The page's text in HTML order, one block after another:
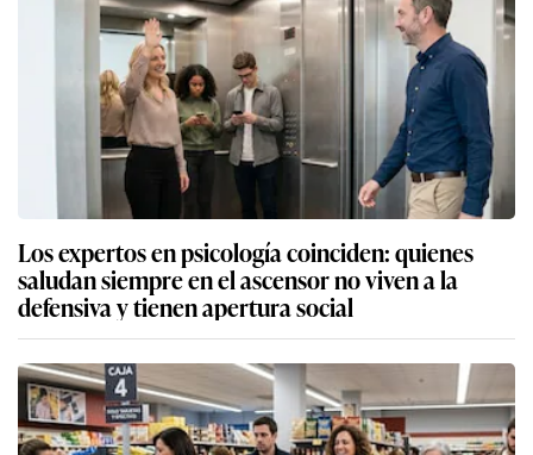
Los expertos en psicología coinciden: quienes
saludan siempre en el ascensor no viven a la
defensiva y tienen apertura social